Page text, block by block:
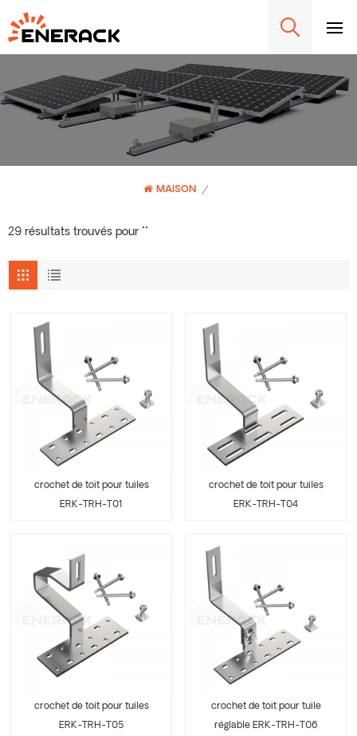
MAISON /
29 résultats trouvés pour ""
crochet de toit pour tuiles
ERK-TRH-T01
crochet de toit pour tuiles
ERK-TRH-T04
crochet de toit pour tuiles
ERK-TRH-T05
crochet de toit pour tuile
réglable ERK-TRH-T06